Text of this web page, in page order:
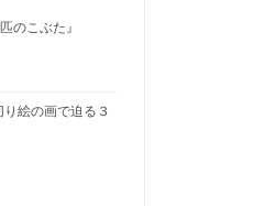
のこぶた』
絵の画で迫る３